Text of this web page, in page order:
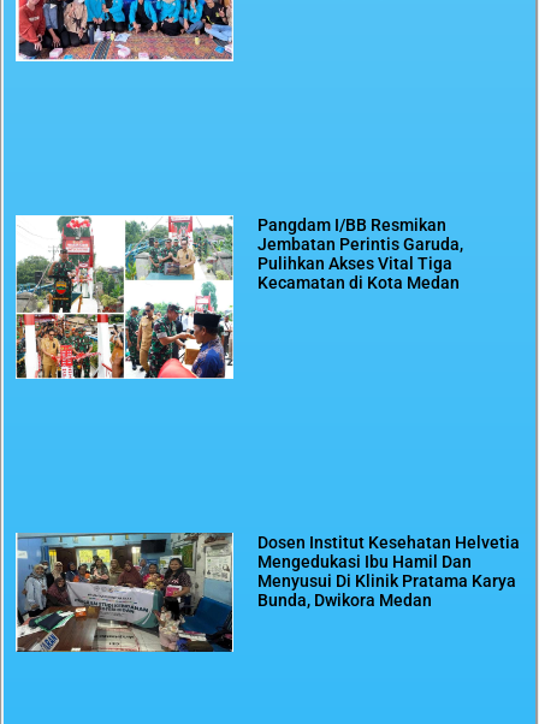
Pangdam I/BB Resmikan
Jembatan Perintis Garuda,
Pulihkan Akses Vital Tiga
Kecamatan di Kota Medan
Dosen Institut Kesehatan Helvetia
Mengedukasi Ibu Hamil Dan
Menyusui Di Klinik Pratama Karya
Bunda, Dwikora Medan